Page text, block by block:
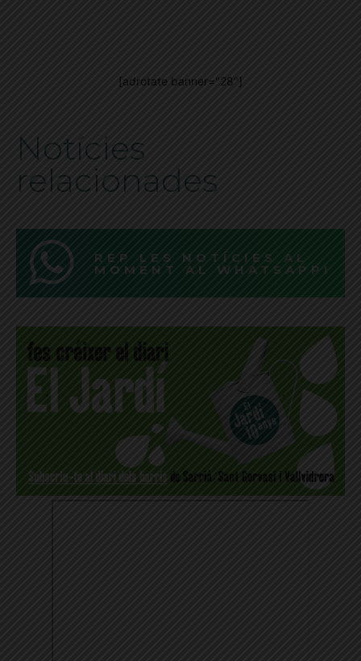
[adrotate banner="28"]
Notícies
relacionades
REP LES NOTÍCIES AL
MOMENT AL WHATSAPP!